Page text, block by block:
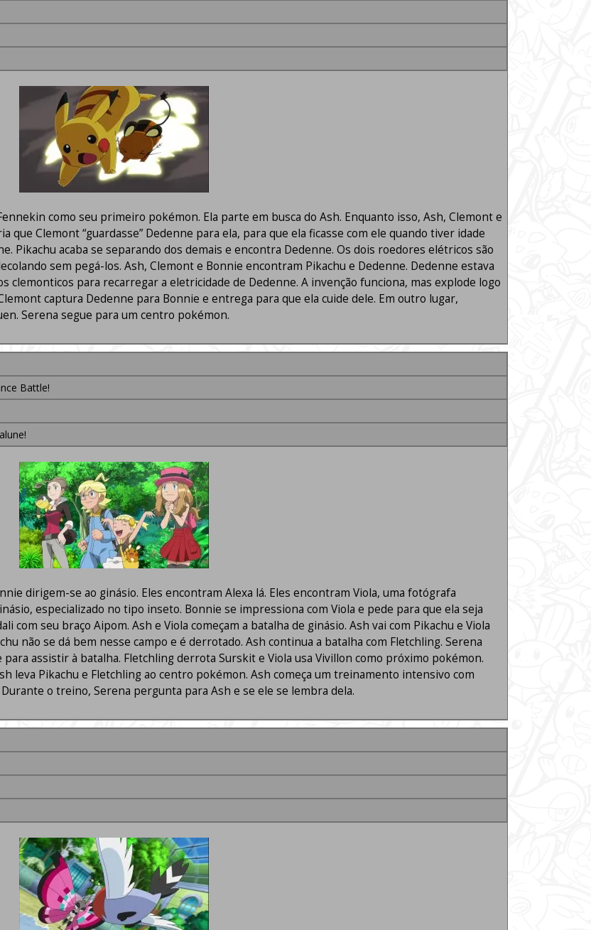
como seu primeiro pokémon. Ela parte em busca do Ash. Enquanto isso, Ash, Clemont e
Clemont “guardasse” Dedenne para ela, para que ela ficasse com ele quando tiver idade
Pikachu acaba se separando dos demais e encontra Dedenne. Os dois roedores elétricos são
sem pegá-los. Ash, Clemont e Bonnie encontram Pikachu e Dedenne. Dedenne estava
clemonticos para recarregar a eletricidade de Dedenne. A invenção funciona, mas explode logo
captura Dedenne para Bonnie e entrega para que ela cuide dele. Em outro lugar,
Serena segue para um centro pokémon.
Battle!
dirigem-se ao ginásio. Eles encontram Alexa lá. Eles encontram Viola, uma fotógrafa
especializado no tipo inseto. Bonnie se impressiona com Viola e pede para que ela seja
com seu braço Aipom. Ash e Viola começam a batalha de ginásio. Ash vai com Pikachu e Viola
não se dá bem nesse campo e é derrotado. Ash continua a batalha com Fletchling. Serena
assistir à batalha. Fletchling derrota Surskit e Viola usa Vivillon como próximo pokémon.
leva Pikachu e Fletchling ao centro pokémon. Ash começa um treinamento intensivo com
o treino, Serena pergunta para Ash e se ele se lembra dela.